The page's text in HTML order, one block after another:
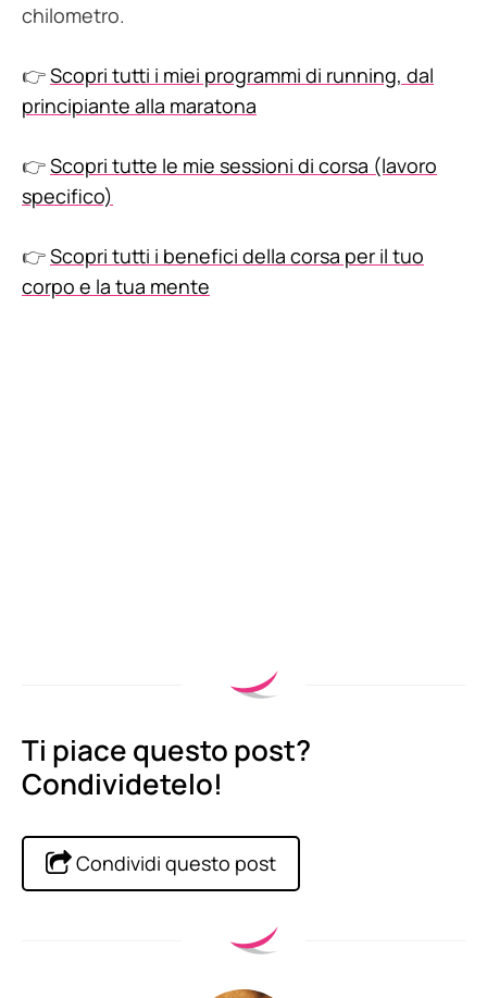
chilometro.
👉Scopri tutti i miei programmi di running, dal
principiante alla maratona
👉Scopri tutte le mie sessioni di corsa (lavoro
specifico)
👉Scopri tutti i benefici della corsa per il tuo
corpo e la tua mente
Ti piace questo post?
Condividetelo!
Condividi questo post